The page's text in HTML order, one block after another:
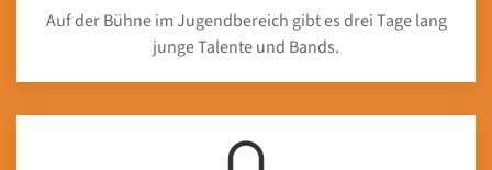
Auf der Bühne im Jugendbereich gibt es drei Tage lang
junge Talente und Bands.